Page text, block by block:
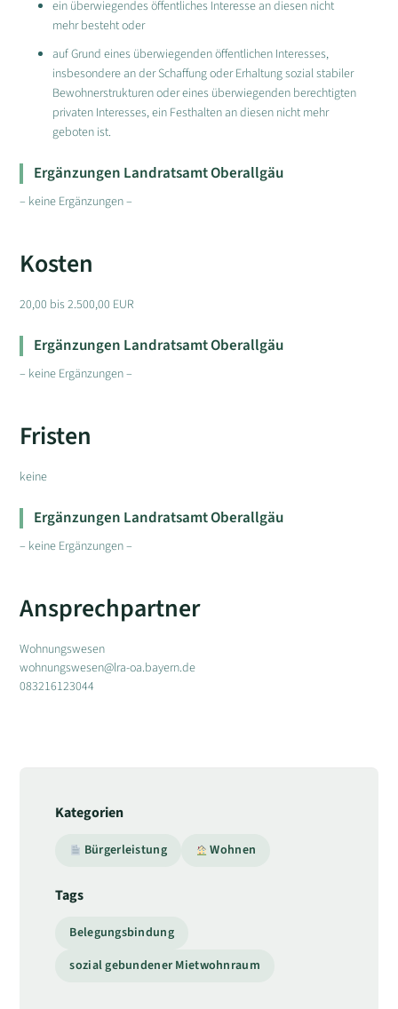
ein überwiegendes öffentliches Interesse an diesen nicht
mehr besteht oder
auf Grund eines überwiegenden öffentlichen Interesses,
insbesondere an der Schaffung oder Erhaltung sozial stabiler
Bewohnerstrukturen oder eines überwiegenden berechtigten
privaten Interesses, ein Festhalten an diesen nicht mehr
geboten ist.
Ergänzungen Landratsamt Oberallgäu
– keine Ergänzungen –
Kosten
20,00 bis 2.500,00 EUR
Ergänzungen Landratsamt Oberallgäu
– keine Ergänzungen –
Fristen
keine
Ergänzungen Landratsamt Oberallgäu
– keine Ergänzungen –
Ansprechpartner
Wohnungswesen
wohnungswesen@lra-oa.bayern.de
083216123044
Kategorien
Bürgerleistung Wohnen
Tags
Belegungsbindung
sozial gebundener Mietwohnraum